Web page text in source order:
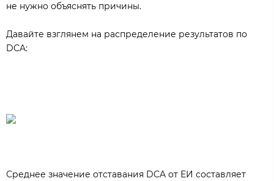
не нужно объяснять причины.
Давайте взглянем на распределение результатов по
DCA:
Среднее значение отставания DCA от ЕИ составляет